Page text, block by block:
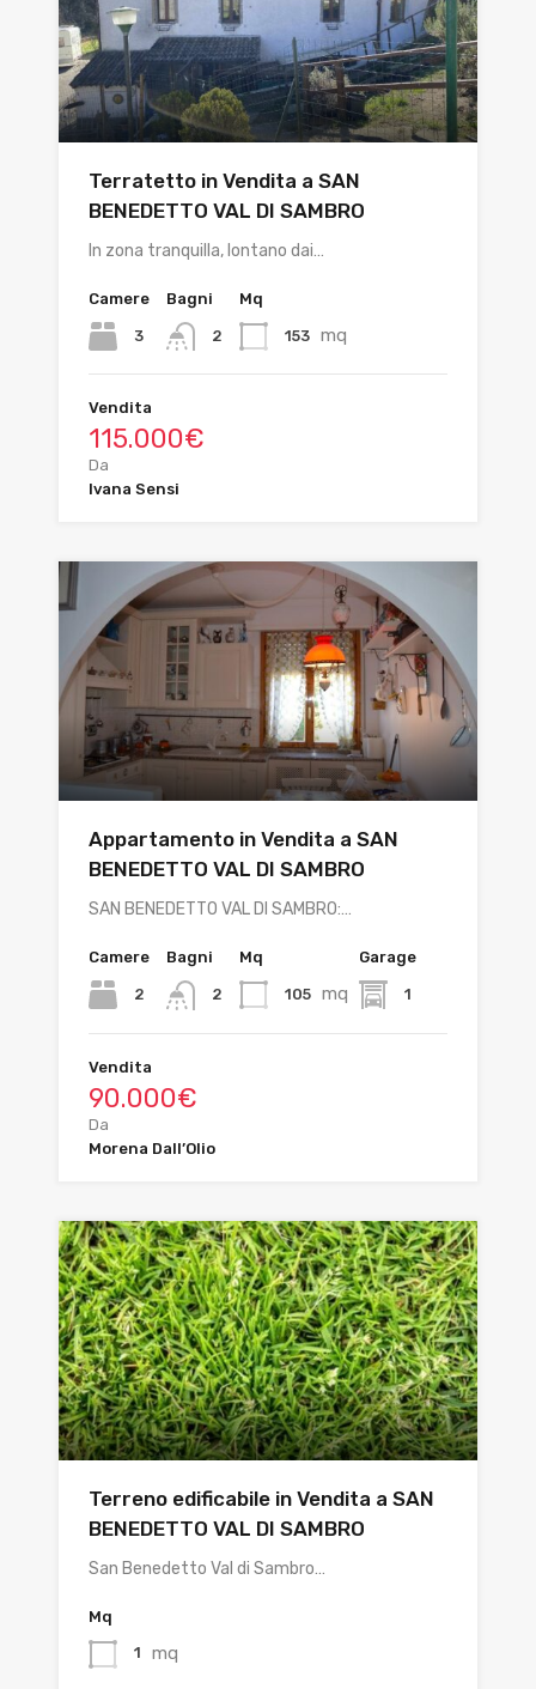
Terratetto in Vendita a SAN
BENEDETTO VAL DI SAMBRO
In zona tranquilla, lontano dai…
Camere
3
Bagni
2
Mq
153 mq
Vendita
115.000€
Da
Ivana Sensi
Appartamento in Vendita a SAN
BENEDETTO VAL DI SAMBRO
SAN BENEDETTO VAL DI SAMBRO:…
Camere
2
Bagni
2
Mq
105 mq
Garage
1
Vendita
90.000€
Da
Morena Dall’Olio
Terreno edificabile in Vendita a SAN
BENEDETTO VAL DI SAMBRO
San Benedetto Val di Sambro…
Mq
1 mq